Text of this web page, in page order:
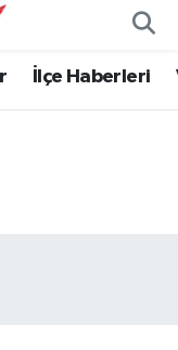
İlçe Haberleri